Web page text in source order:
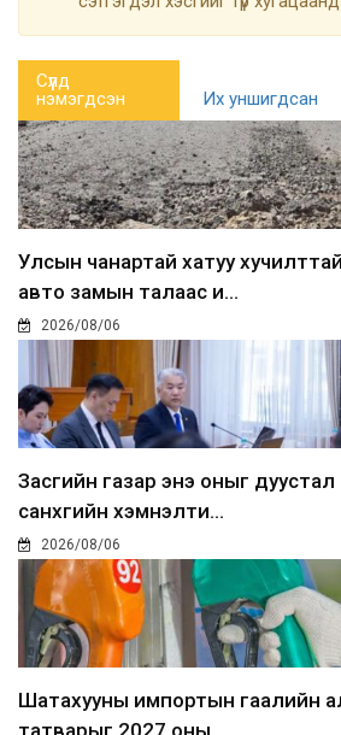
Сүүлд
нэмэгдсэн
Их уншигдсан
Улсын чанартай хатуу хучилттай
авто замын талаас и...
2026/08/06
Засгийн газар энэ оныг дуустал
санхүүгийн хэмнэлти...
2026/08/06
Шатахууны импортын гаалийн
татварыг 2027 оны...